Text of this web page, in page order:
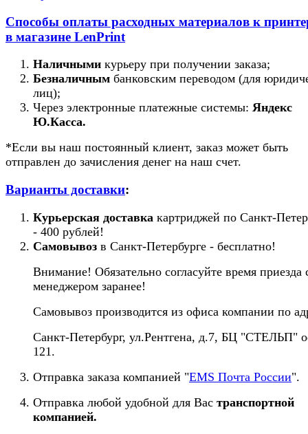
Способы оплаты расходных материалов к
в магазине LenPrint
Наличными курьеру при получении заказа;
Безналичным банковским переводом (для
лиц);
Через электронные платежные системы: Яндекс
Ю.Касса.
*Если вы наш постоянный клиент, заказ может быть
отправлен до зачисления денег на наш счет.
Варианты доставки:
Курьерская доставка картриджей по Санкт-
- 400 рублей!
Самовывоз в Санкт-Петербурге - бесплатно!
Внимание! Обязательно согласуйте время приезда
менеджером заранее!
Самовывоз производится из офиса компании по
Санкт-Петербург, ул.Рентгена, д.7, БЦ "СТЕЛЬП"
121.
Отправка заказа компанией "EMS Почта России".
Отправка любой удобной для Вас транспортной
компанией.